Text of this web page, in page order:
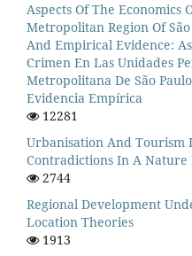
Aspects Of The Economics
Metropolitan Region Of
And Empirical Evidence:
Crimen En Las Unidades
Metropolitana De São
Evidencia Empírica
12281
Urbanisation And Tourism
Contradictions In A Nature
2744
Regional Development
Location Theories
1913